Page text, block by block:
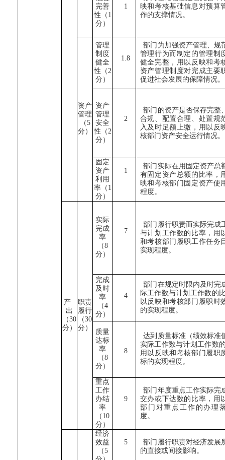
完善
性（ 1
分）
1
映和考核基础信息对预算
作的支撑情况。
资产
管理
（5
分）
管理
制度
健全
性（2
分）
1.8
部门为加强资产管理、规
管理行为而制定的管理制
健全完整，用以反映和考
资产管理制度对完成主要
促进社会发展的保障情况。
资产
管理
安全
性（2
分）
2
部门的资产是否保存完整
合规、配置合理、处置规
入及时足额上缴，用以反
核部门资产安全运行情况。
固定
资产
利用
率（ 1
分）
1
部门实际在用固定资产总
有固定资产总额的比率，
映和考核部门固定资产使
程度。
产
出
（30
分）
职责
履行
（30
分）
实际
完成
率
（8
分）
7
部门履行职责而实际完成
与计划工作数的比率，用
和考核部门履职工作任务
实现程度。
完成
及时
率
（4
分）
4
部门在规定时限内及时完
际工作数与计划工作数的
以反映和考核部门履职时
的实现程度。
质量
达标
率
（8
分）
8
达到质量标准（绩效标准
实际工作数与计划工作数
用以反映和考核部门履职
标的实现程度。
重点
工作
办结
率
（ 10
分）
9
部门年度重点工作实际完
交办或下达数的比率，用
部门对重点工作的办理
度。
经济
效益
（5
5
部门履行职责对经济发展
的直接或间接影响。